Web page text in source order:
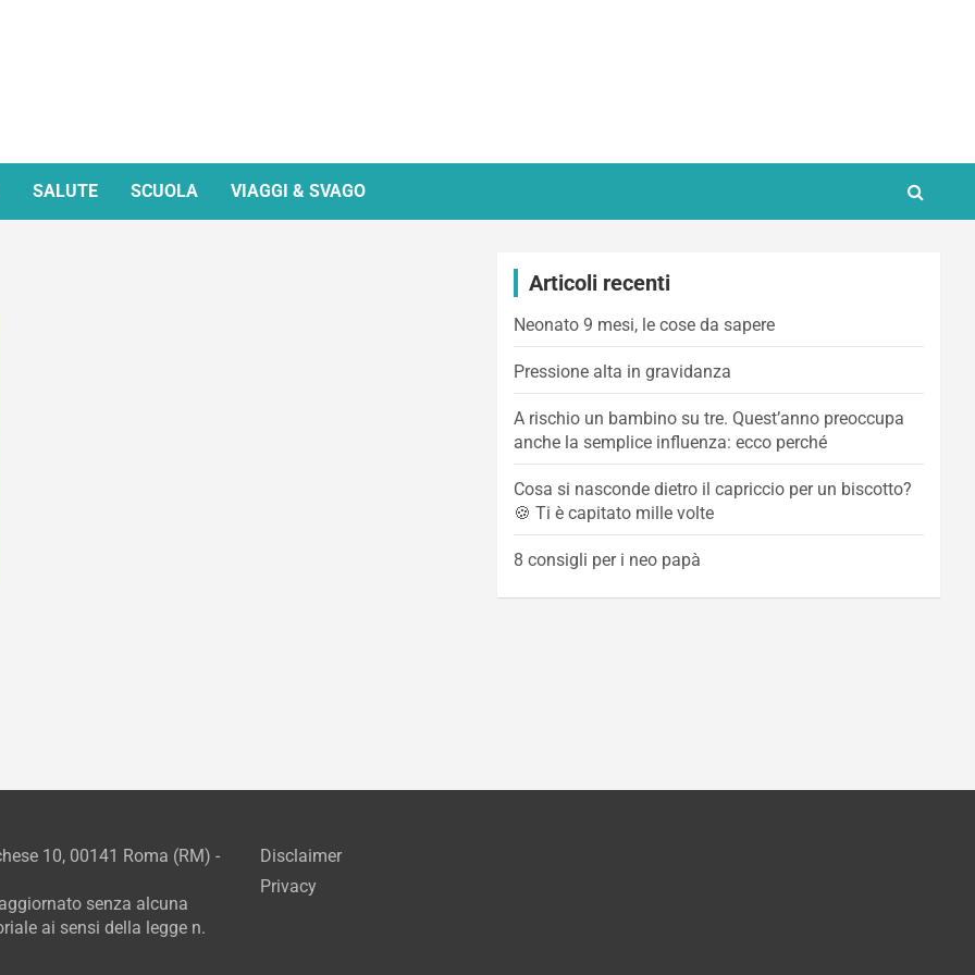
SALUTE SCUOLA VIAGGI & SVAGO
Articoli recenti
Neonato 9 mesi, le cose da sapere
Pressione alta in gravidanza
A rischio un bambino su tre. Quest’anno preoccupa
anche la semplice influenza: ecco perché
Cosa si nasconde dietro il capriccio per un biscotto?
🍪 Ti è capitato mille volte
8 consigli per i neo papà
10, 00141 Roma (RM) -
senza alcuna
ai sensi della legge n.
Disclaimer
Privacy